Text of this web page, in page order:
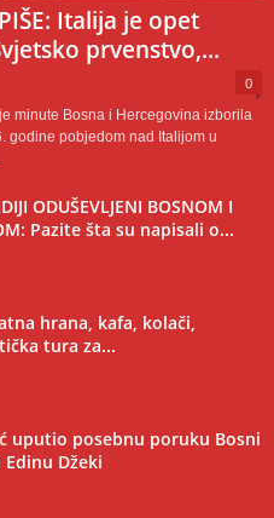
Italija je opet
prvenstvo,...
0
minute Bosna i Hercegovina izborila
godine pobjedom nad Italijom u
ODUŠEVLJENI BOSNOM I
Pazite šta su napisali o...
hrana, kafa, kolači,
tura za...
uputio posebnu poruku Bosni
Džeki